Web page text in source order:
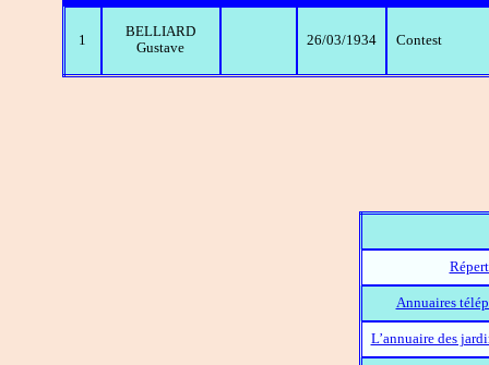
1
BELLIARD
Gustave
26/03/1934 Contest
Annuaires
L’annuaire des